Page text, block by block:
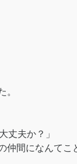
丈夫か？」
仲間になんてこ